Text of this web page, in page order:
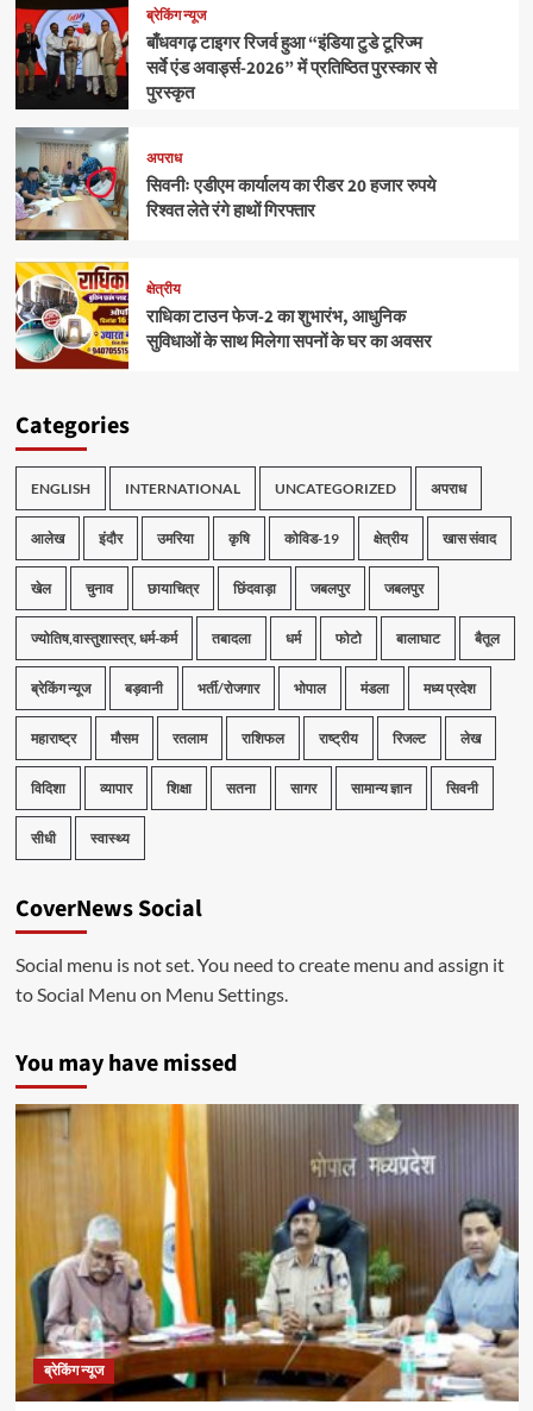
ब्रेकिंग न्यूज
बाँधवगढ़ टाइगर रिजर्व हुआ “इंडिया टुडे टूरिज्म
सर्वे एंड अवार्ड्स-2026” में प्रतिष्ठित पुरस्कार से
पुरस्कृत
अपराध
सिवनीः एडीएम कार्यालय का रीडर 20 हजार रुपये
रिश्वत लेते रंगे हाथों गिरफ्तार
क्षेत्रीय
राधिका टाउन फेज-2 का शुभारंभ, आधुनिक
सुविधाओं के साथ मिलेगा सपनों के घर का अवसर
Categories
ENGLISH INTERNATIONAL UNCATEGORIZED अपराध
आलेख इंदौर उमरिया कृषि कोविड-19 क्षेत्रीय खास संवाद
खेल चुनाव छायाचित्र छिंदवाड़ा जबलपुर जबलपुर
ज्योतिष,वास्तुशास्त्र, धर्म-कर्म तबादला धर्म फोटो बालाघाट बैतूल
ब्रेकिंग न्यूज बड़वानी भर्ती/रोजगार भोपाल मंडला मध्य प्रदेश
महाराष्ट्र मौसम रतलाम राशिफल राष्ट्रीय रिजल्ट लेख
विदिशा व्यापार शिक्षा सतना सागर सामान्य ज्ञान सिवनी
सीधी स्वास्थ्य
CoverNews Social
Social menu is not set. You need to create menu and assign it
to Social Menu on Menu Settings.
You may have missed
ब्रेकिंग न्यूज